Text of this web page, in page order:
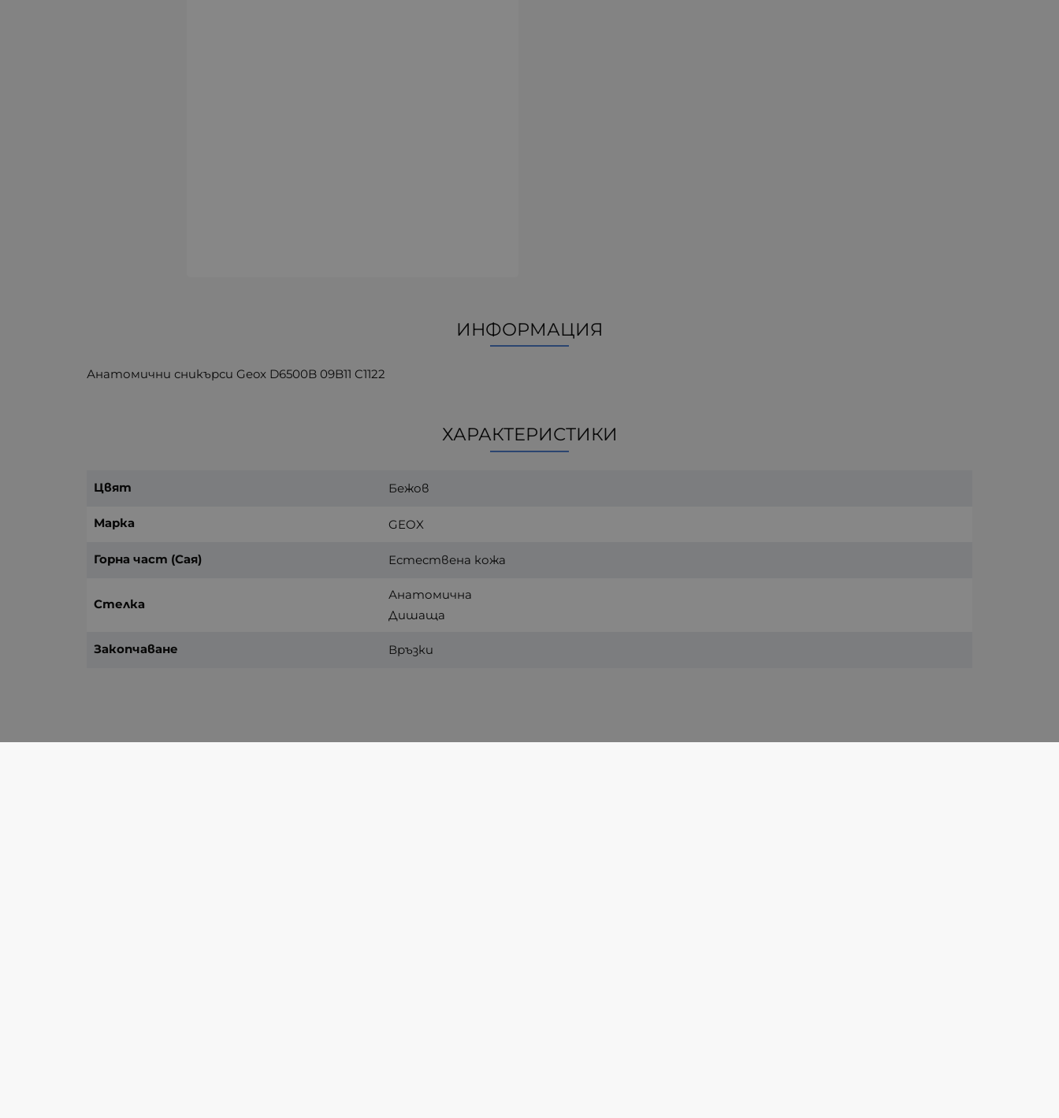
ИНФОРМАЦИЯ
Анатомични сникърси Geox D6500B 09B11 C1122
ХАРАКТЕРИСТИКИ
Цвят Бежов
Марка GEOX
Горна част (Сая) Естествена кожа
Стелка
Анатомична
Дишаща
Закопчаване Връзки